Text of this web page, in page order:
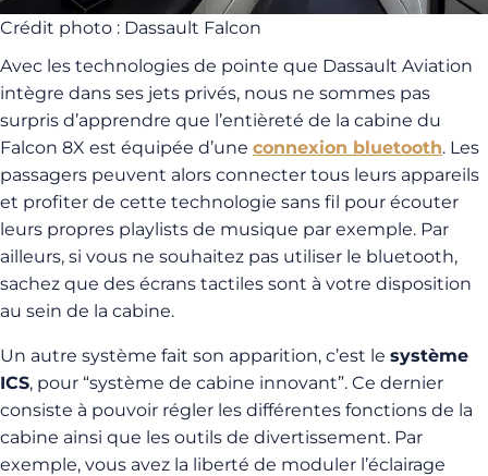
Crédit photo : Dassault Falcon
Avec les technologies de pointe que Dassault Aviation
intègre dans ses jets privés, nous ne sommes pas
surpris d’apprendre que l’entièreté de la cabine du
Falcon 8X est équipée d’une connexion bluetooth. Les
passagers peuvent alors connecter tous leurs appareils
et profiter de cette technologie sans fil pour écouter
leurs propres playlists de musique par exemple. Par
ailleurs, si vous ne souhaitez pas utiliser le bluetooth,
sachez que des écrans tactiles sont à votre disposition
au sein de la cabine.
Un autre système fait son apparition, c’est le système
ICS, pour “système de cabine innovant”. Ce dernier
consiste à pouvoir régler les différentes fonctions de la
cabine ainsi que les outils de divertissement. Par
exemple, vous avez la liberté de moduler l’éclairage